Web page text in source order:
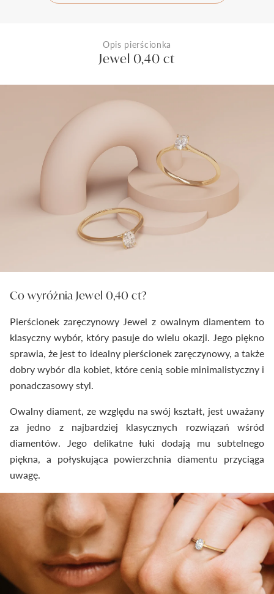
Opis pierścionka
Jewel 0,40 ct
Co wyróżnia Jewel 0,40 ct?
Pierścionek zaręczynowy Jewel z owalnym diamentem to
klasyczny wybór, który pasuje do wielu okazji. Jego piękno
sprawia, że jest to idealny pierścionek zaręczynowy, a także
dobry wybór dla kobiet, które cenią sobie minimalistyczny i
ponadczasowy styl.
Owalny diament, ze względu na swój kształt, jest uważany
za jedno z najbardziej klasycznych rozwiązań wśród
diamentów. Jego delikatne łuki dodają mu subtelnego
piękna, a połyskująca powierzchnia diamentu przyciąga
uwagę.